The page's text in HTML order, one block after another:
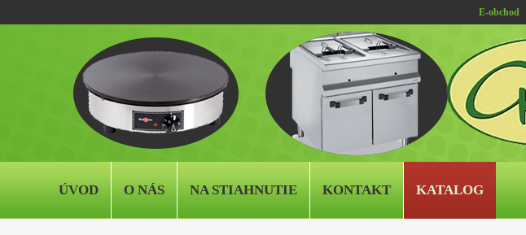
E-obchod
ÚVOD O NÁS NA STIAHNUTIE KONTAKT KATALOG